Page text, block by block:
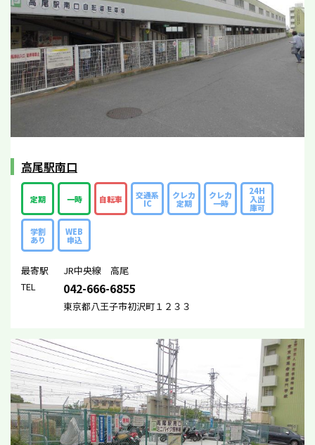
高尾駅南口
定期 一時 自転車 交通系
IC
クレカ
定期
クレカ
一時
24H
入出
庫可
学割
あり
WEB
申込
最寄駅
JR中央線 高尾
TEL
042-666-6855
東京都八王子市初沢町１２３３